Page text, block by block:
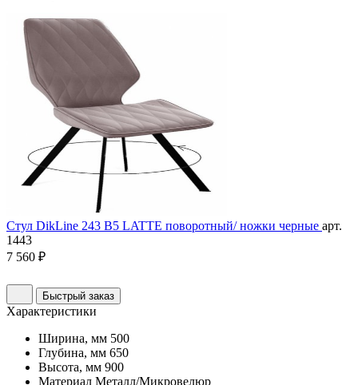
Стул DikLine 243 B5 LATTE поворотный/ ножки черные арт.
1443
7 560 ₽
Быстрый заказ
Характеристики
Ширина, мм 500
Глубина, мм 650
Высота, мм 900
Материал Металл/Микровелюр